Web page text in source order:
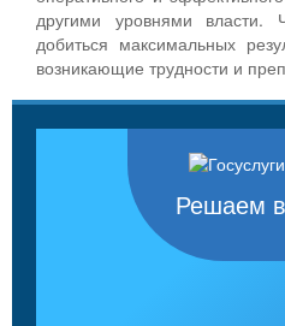
другими уровнями
добиться максимальных
возникающие трудности и
Решаем